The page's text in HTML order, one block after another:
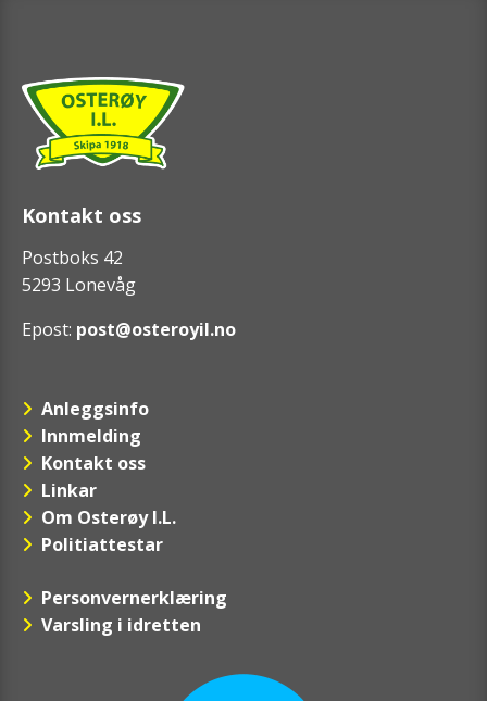
Kontakt oss
Postboks 42
5293 Lonevåg
Epost: post@osteroyil.no
Anleggsinfo
Innmelding
Kontakt oss
Linkar
Om Osterøy I.L.
Politiattestar
Personvernerklæring
Varsling i idretten